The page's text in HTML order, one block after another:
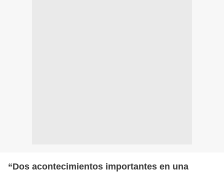
“Dos acontecimientos importantes en una